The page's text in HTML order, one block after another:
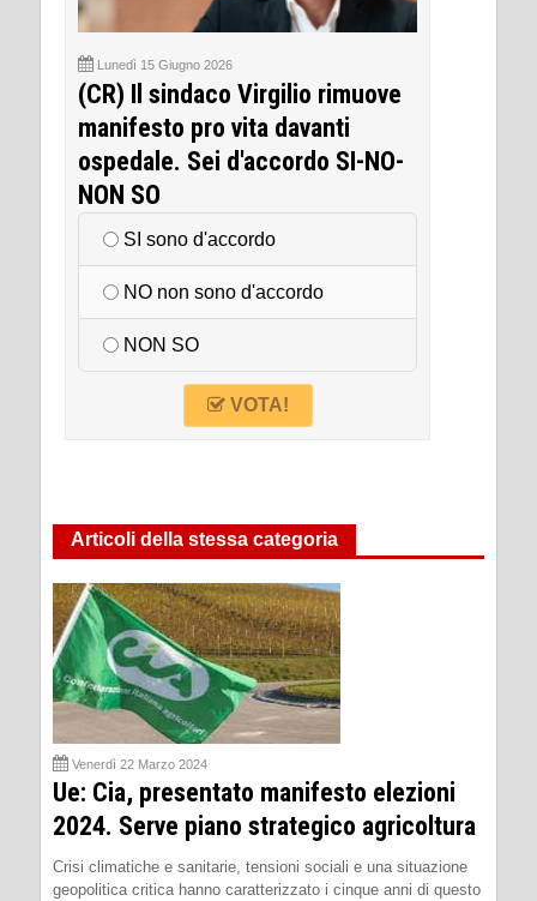
Lunedì 15 Giugno 2026
(CR) Il sindaco Virgilio rimuove
manifesto pro vita davanti
ospedale. Sei d'accordo SI-NO-
NON SO
SI sono d'accordo
NO non sono d'accordo
NON SO
VOTA!
Articoli della stessa categoria
Venerdì 22 Marzo 2024
Ue: Cia, presentato manifesto elezioni
2024. Serve piano strategico agricoltura
Crisi climatiche e sanitarie, tensioni sociali e una situazione
geopolitica critica hanno caratterizzato i cinque anni di questo